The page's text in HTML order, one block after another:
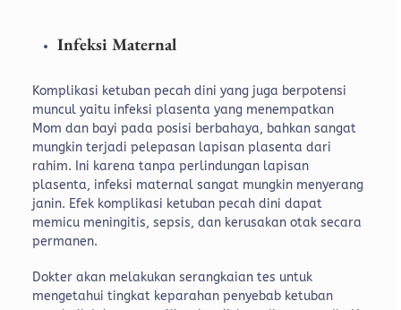
Infeksi Maternal
Komplikasi ketuban pecah dini yang juga berpotensi
muncul yaitu infeksi plasenta yang menempatkan
Mom dan bayi pada posisi berbahaya, bahkan sangat
mungkin terjadi pelepasan lapisan plasenta dari
rahim. Ini karena tanpa perlindungan lapisan
plasenta, infeksi maternal sangat mungkin menyerang
janin. Efek komplikasi ketuban pecah dini dapat
memicu meningitis, sepsis, dan kerusakan otak secara
permanen.
Dokter akan melakukan serangkaian tes untuk
mengetahui tingkat keparahan penyebab ketuban